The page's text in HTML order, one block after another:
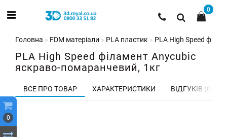
0
0
Головна FDM матеріали PLA пластик PLA High Speed
PLA High Speed філамент Anycubic
яскраво-помаранчевий, 1кг
ВСЕ ПРО ТОВАР ХАРАКТЕРИСТИКИ ВІДГУКІВ (0)